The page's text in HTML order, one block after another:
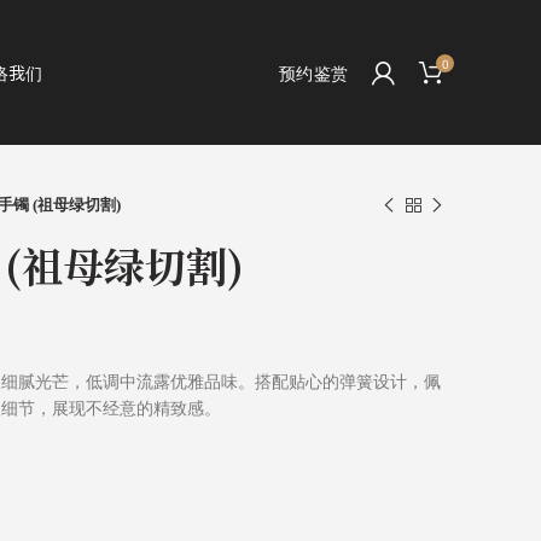
我们 预约鉴赏 0
镯 (祖母绿切割)
祖母绿切割)
腻光芒，低调中流露优雅品味。搭配贴心的弹簧设计，佩
节，展现不经意的精致感。